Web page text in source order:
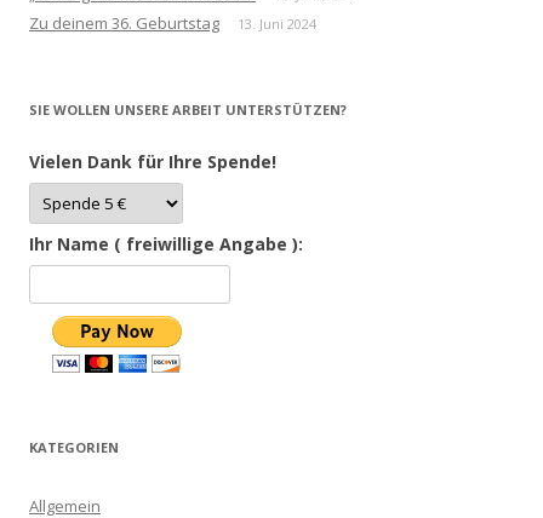
Zu deinem 36. Geburtstag 13. Juni 2024
SIE WOLLEN UNSERE ARBEIT UNTERSTÜTZEN?
Vielen Dank für Ihre Spende!
Ihr Name ( freiwillige Angabe ):
KATEGORIEN
Allgemein